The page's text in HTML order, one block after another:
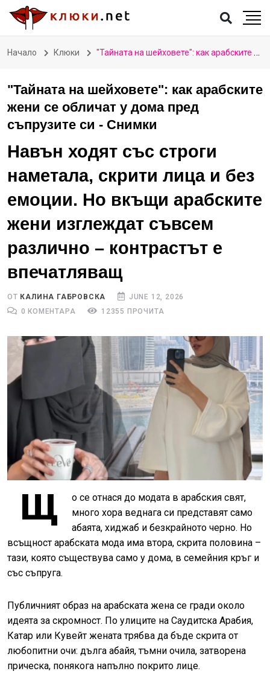
Начало Клюки "Тайната на шейховете": как арабските жени се обличат у дома пред съпрузите си - Снимки
"Тайната на шейховете": как арабските
жени се обличат у дома пред
съпрузите си - Снимки
Навън ходят със строги
наметала, скрити лица и без
емоции. Но вкъщи арабските
жени изглеждат съвсем
различно – контрастът е
впечатляващ
ОТ КАЛИНА ГАБРОВСКА
JUNE 12, 2026
0 КОМЕНТАРА
12355 ПРОЧИТА
Щ
о се отнася до модата в арабския свят,
много хора веднага си представят само
абаята, хиджаб и безкрайното черно. Но
всъщност арабската мода има втора, скрита половина –
тази, която съществува само у дома, в семейния кръг и
със съпруга.
Публичният образ на арабската жена се гради около
идеята за скромност. По улиците на Саудитска Арабия,
Катар или Кувейт жената трябва да бъде скрита от
любопитни очи: дълга абайя, тъмни очила, затворена
прическа, понякога напълно покрито лице.